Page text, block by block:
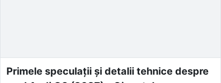
Primele speculații și detalii tehnice despre